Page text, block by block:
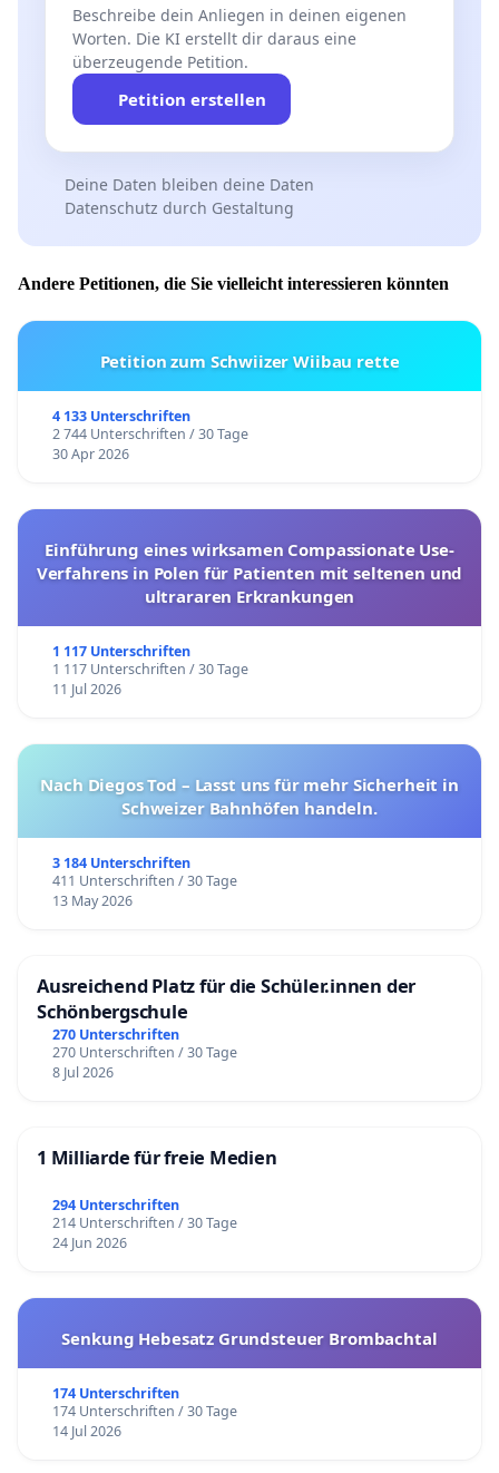
Beschreibe dein Anliegen in deinen eigenen
Worten. Die KI erstellt dir daraus eine
überzeugende Petition.
Petition erstellen
Deine Daten bleiben deine Daten
Datenschutz durch Gestaltung
Andere Petitionen, die Sie vielleicht interessieren könnten
Petition zum Schwiizer Wiibau rette
4 133 Unterschriften
2 744 Unterschriften / 30 Tage
30 Apr 2026
Einführung eines wirksamen Compassionate Use-
Verfahrens in Polen für Patienten mit seltenen und
ultrararen Erkrankungen
1 117 Unterschriften
1 117 Unterschriften / 30 Tage
11 Jul 2026
Nach Diegos Tod – Lasst uns für mehr Sicherheit in
Schweizer Bahnhöfen handeln.
3 184 Unterschriften
411 Unterschriften / 30 Tage
13 May 2026
Ausreichend Platz für die Schüler.innen der
Schönbergschule
270 Unterschriften
270 Unterschriften / 30 Tage
8 Jul 2026
1 Milliarde für freie Medien
294 Unterschriften
214 Unterschriften / 30 Tage
24 Jun 2026
Senkung Hebesatz Grundsteuer Brombachtal
174 Unterschriften
174 Unterschriften / 30 Tage
14 Jul 2026